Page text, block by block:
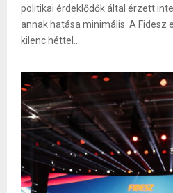
politikai érdeklődők által érzett
annak hatása minimális. A Fidesz
kilenc héttel...